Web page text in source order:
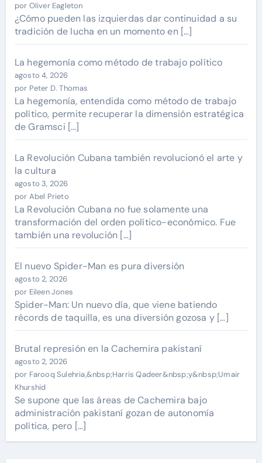
por Oliver Eagleton
¿Cómo pueden las izquierdas dar continuidad a su
tradición de lucha en un momento en […]
La hegemonía como método de trabajo político
agosto 4, 2026
por Peter D. Thomas
La hegemonía, entendida como método de trabajo
político, permite recuperar la dimensión estratégica
de Gramsci […]
La Revolución Cubana también revolucionó el arte y
la cultura
agosto 3, 2026
por Abel Prieto
La Revolución Cubana no fue solamente una
transformación del orden político-económico. Fue
también una revolución […]
El nuevo Spider-Man es pura diversión
agosto 2, 2026
por Eileen Jones
Spider-Man: Un nuevo día, que viene batiendo
récords de taquilla, es una diversión gozosa y […]
Brutal represión en la Cachemira pakistaní
agosto 2, 2026
por Farooq Sulehria,&nbsp;Harris Qadeer&nbsp;y&nbsp;Umair
Khurshid
Se supone que las áreas de Cachemira bajo
administración pakistaní gozan de autonomía
política, pero […]